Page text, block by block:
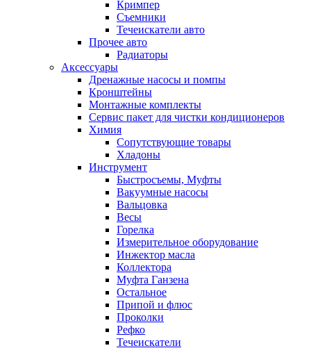
Кримпер
Съемники
Течеискатели авто
Прочее авто
Радиаторы
Аксессуары
Дренажные насосы и помпы
Кронштейны
Монтажные комплекты
Сервис пакет для чистки кондиционеров
Химия
Сопутствующие товары
Хладоны
Инструмент
Быстросъемы, Муфты
Вакуумные насосы
Вальцовка
Весы
Горелка
Измерительное оборудование
Инжектор масла
Коллектора
Муфта Ганзена
Остальное
Припой и флюс
Проколки
Рефко
Течеискатели